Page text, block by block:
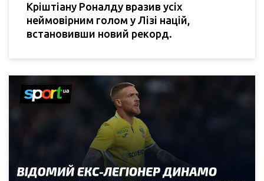
Кріштіану Роналду вразив усіх
неймовірним голом у Лізі націй,
встановивши новий рекорд.